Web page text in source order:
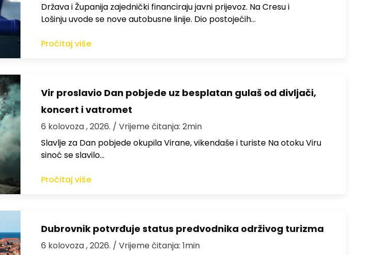
Država i Županija zajednički financiraju javni prijevoz. Na Cresu i
Lošinju uvode se nove autobusne linije. Dio postojećih…
Pročitaj više
Vir proslavio Dan pobjede uz besplatan gulaš od divljači,
koncert i vatromet
6 kolovoza , 2026. / Vrijeme čitanja: 2min
Slavlje za Dan pobjede okupila Virane, vikendaše i turiste Na otoku Viru
sinoć se slavilo…
Pročitaj više
Dubrovnik potvrđuje status predvodnika održivog turizma
6 kolovoza , 2026. / Vrijeme čitanja: 1min